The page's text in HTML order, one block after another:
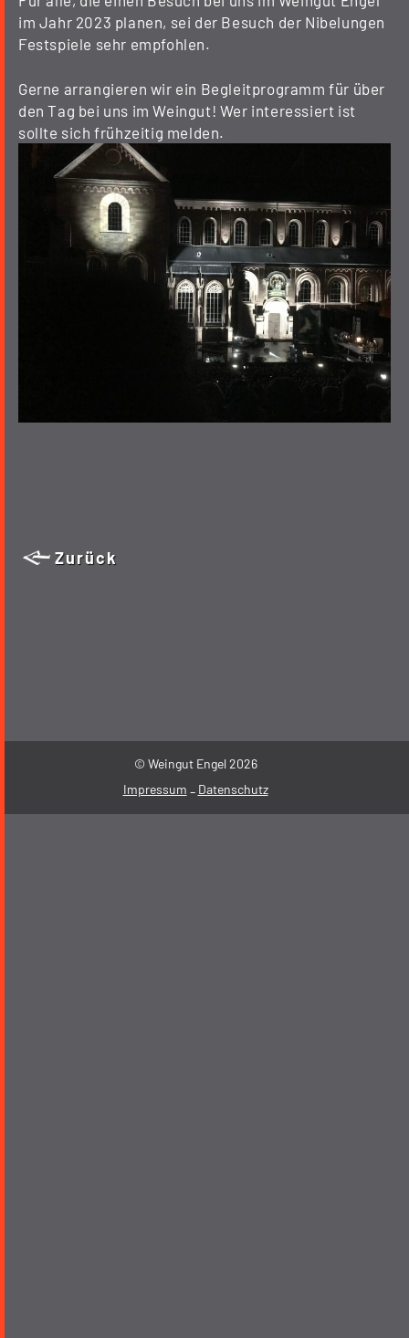
im Jahr 2023 planen, sei der Besuch der Nibelungen
Festspiele sehr empfohlen.
Gerne arrangieren wir ein Begleitprogramm für über
den Tag bei uns im Weingut! Wer interessiert ist
sollte sich frühzeitig melden.
Zurück
© Weingut Engel 2026
Impressum-Datenschutz